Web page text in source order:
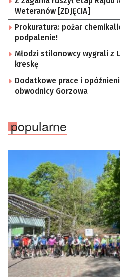
Weteranów [ZDJĘCIA]
Prokuratura: pożar
podpalenie!
Młodzi stilonowcy wygrali z
kreskę
Dodatkowe prace i
obwodnicy Gorzowa
popularne